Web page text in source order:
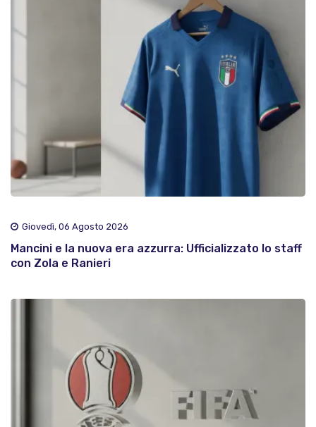
Giovedì, 06 Agosto 2026
Mancini e la nuova era azzurra: Ufficializzato lo staff
con Zola e Ranieri